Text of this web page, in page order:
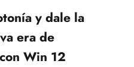
y dale la
era de
Win 12